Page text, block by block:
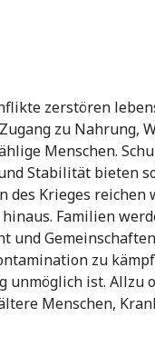
zerstören
zu Nahrung,
Menschen.
Stabilität bieten
des Krieges
hinaus. Familien
und
zu
unmöglich ist. Allzu
Menschen,